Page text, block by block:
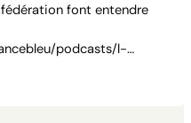
fédération font entendre
podcasts/l-
municipales-a-